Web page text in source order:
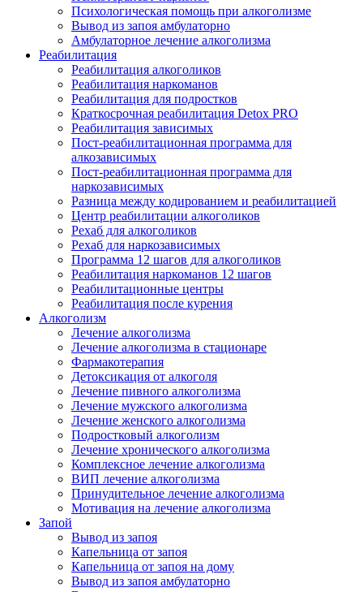
Психологическая помощь при алкоголизме
Вывод из запоя амбулаторно
Амбулаторное лечение алкоголизма
Реабилитация
Реабилитация алкоголиков
Реабилитация наркоманов
Реабилитация для подростков
Краткосрочная реабилитация Detox PRO
Реабилитация зависимых
Пост-реабилитационная программа для
алкозависимых
Пост-реабилитационная программа для
наркозависимых
Разница между кодированием и реабилитацией
Центр реабилитации алкоголиков
Рехаб для алкоголиков
Рехаб для наркозависимых
Программа 12 шагов для алкоголиков
Реабилитация наркоманов 12 шагов
Реабилитационные центры
Реабилитация после курения
Алкоголизм
Лечение алкоголизма
Лечение алкоголизма в стационаре
Фармакотерапия
Детоксикация от алкоголя
Лечение пивного алкоголизма
Лечение мужского алкоголизма
Лечение женского алкоголизма
Подростковый алкоголизм
Лечение хронического алкоголизма
Комплексное лечение алкоголизма
ВИП лечение алкоголизма
Принудительное лечение алкоголизма
Мотивация на лечение алкоголизма
Запой
Вывод из запоя
Капельница от запоя
Капельница от запоя на дому
Вывод из запоя амбулаторно